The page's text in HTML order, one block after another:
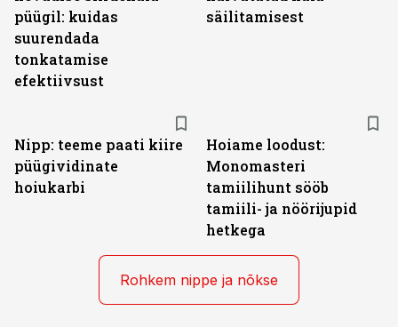
püügil: kuidas
suurendada
tonkatamise
efektiivsust
säilitamisest
Nipp: teeme paati kiire
püügividinate
hoiukarbi
Hoiame loodust:
Monomasteri
tamiilihunt sööb
tamiili- ja nöörijupid
hetkega
Rohkem nippe ja nõkse